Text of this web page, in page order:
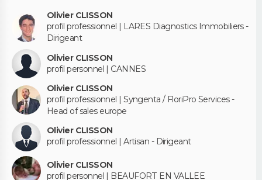
Olivier CLISSON
profil professionnel | LARES Diagnostics Immobiliers -
Dirigeant
Olivier CLISSON
profil personnel | CANNES
Olivier CLISSON
profil professionnel | Syngenta / FloriPro Services -
Head of sales europe
Olivier CLISSON
profil professionnel | Artisan - Dirigeant
Olivier CLISSON
profil personnel | BEAUFORT EN VALLEE